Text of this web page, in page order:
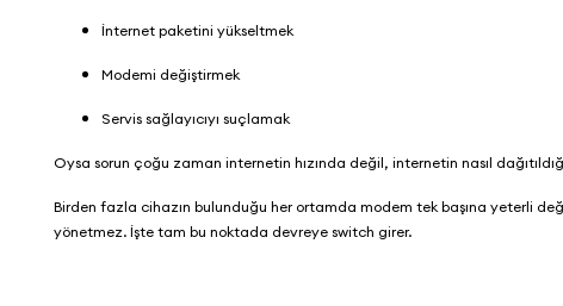
İnternet paketini yükseltmek
Modemi değiştirmek
Servis sağlayıcıyı suçlamak
Oysa sorun çoğu zaman internetin hızında değil, internetin nasıl
Birden fazla cihazın bulunduğu her ortamda modem tek başına yeterli
yönetmez. İşte tam bu noktada devreye switch girer.